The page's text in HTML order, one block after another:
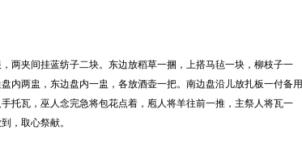
两夹间挂蓝纺子二块。东边放稻草一捆，上搭马毡一块，柳枝子一
内两盅，东边盘内一盅，各放酒壶一把。南边盘沿儿放扎板一付备用
托瓦，巫人念完急将包花点着，庖人将羊往前一推，主祭人将瓦一
，取心祭献。